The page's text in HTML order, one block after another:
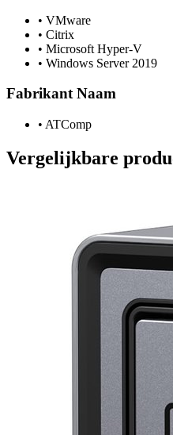
• VMware
• Citrix
• Microsoft Hyper-V
• Windows Server 2019
Fabrikant Naam
• ATComp
Vergelijkbare